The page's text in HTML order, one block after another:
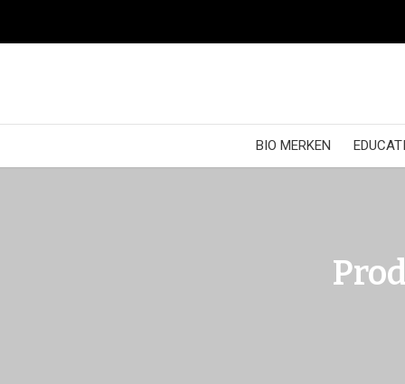
BIO MERKEN